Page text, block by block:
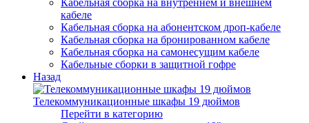
Кабельная сборка на внутреннем и внешнем
кабеле
Кабельная сборка на абонентском дроп-кабеле
Кабельная сборка на бронированном кабеле
Кабельная сборка на самонесущим кабеле
Кабельные сборки в защитной гофре
Назад
Телекоммуникационные шкафы 19 дюймов
Перейти в категорию